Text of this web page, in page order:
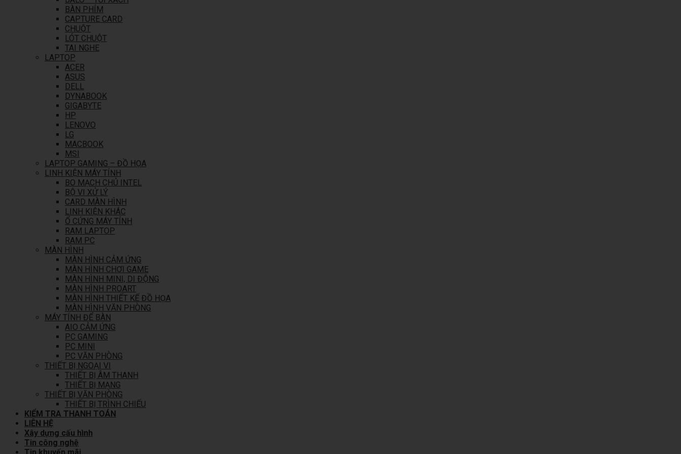
BÀN PHÍM
CAPTURE CARD
CHUỘT
LÓT CHUỘT
TAI NGHE
LAPTOP
ACER
ASUS
DELL
DYNABOOK
GIGABYTE
HP
LENOVO
LG
MACBOOK
MSI
LAPTOP GAMING – ĐỒ HỌA
LINH KIỆN MÁY TÍNH
BO MẠCH CHỦ INTEL
BỘ VI XỬ LÝ
CARD MÀN HÌNH
LINH KIỆN KHÁC
Ổ CỨNG MÁY TÍNH
RAM LAPTOP
RAM PC
MÀN HÌNH
MÀN HÌNH CẢM ỨNG
MÀN HÌNH CHƠI GAME
MÀN HÌNH MINI, DI ĐỘNG
MÀN HÌNH PROART
MÀN HÌNH THIẾT KẾ ĐỒ HỌA
MÀN HÌNH VĂN PHÒNG
MÁY TÍNH ĐỂ BÀN
AIO CẢM ỨNG
PC GAMING
PC MINI
PC VĂN PHÒNG
THIẾT BỊ NGOẠI VI
THIẾT BỊ ÂM THANH
THIẾT BỊ MẠNG
THIẾT BỊ VĂN PHÒNG
THIẾT BỊ TRÌNH CHIẾU
KIỂM TRA THANH TOÁN
LIÊN HỆ
Xây dựng cấu hình
Tin công nghệ